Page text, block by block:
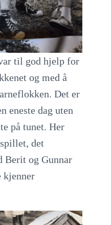
til god hjelp for
og med å
Det er
eneste dag uten
på tunet. Her
det
Berit og Gunnar
kjenner